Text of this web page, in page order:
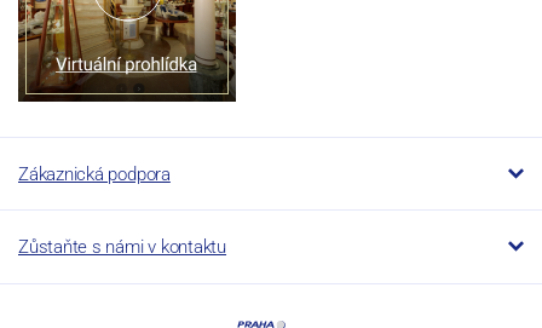
Zákaznická podpora
Zůstaňte s námi v kontaktu